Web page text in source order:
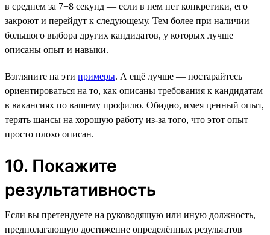
в среднем за 7−8 секунд — если в нем нет конкретики, его
закроют и перейдут к следующему. Тем более при наличии
большого выбора других кандидатов, у которых лучше
описаны опыт и навыки.
Взгляните на эти примеры. А ещё лучше — постарайтесь
ориентироваться на то, как описаны требования к кандидатам
в вакансиях по вашему профилю. Обидно, имея ценный опыт,
терять шансы на хорошую работу из-за того, что этот опыт
просто плохо описан.
10. Покажите
результативность
Если вы претендуете на руководящую или иную должность,
предполагающую достижение определённых результатов